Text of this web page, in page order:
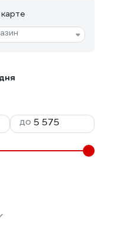
до